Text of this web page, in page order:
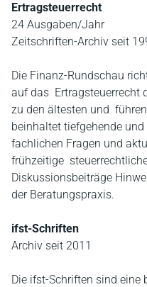
Ertragsteuerrecht
24 Ausgaben/Jahr
Zeitschriften-Archiv seit
Die Finanz-Rundschau
auf das Ertragsteuerrecht
zu den ältesten und
beinhaltet tiefgehende
fachlichen Fragen und
frühzeitige
Diskussionsbeiträge
der Beratungspraxis.
ifst-Schriften
Archiv seit 2011
Die ifst-Schriften sind eine